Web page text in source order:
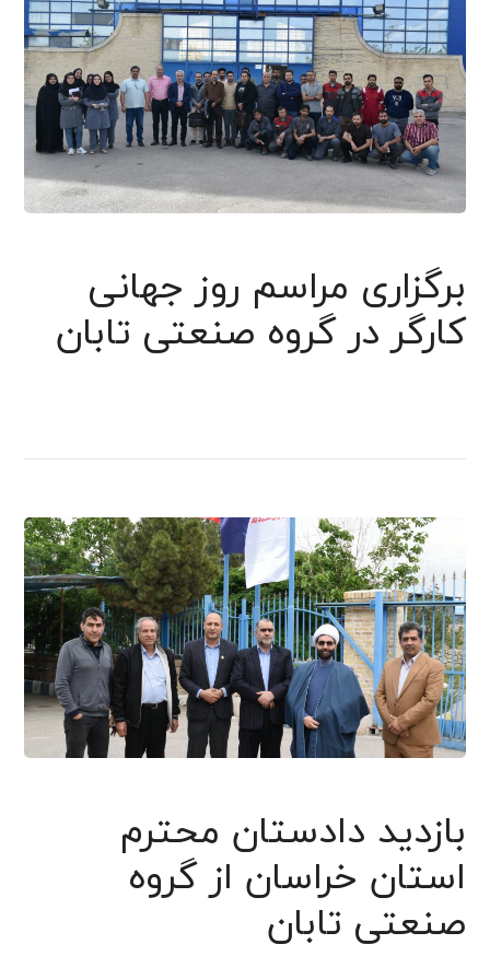
برگزاری مراسم روز جهانی
کارگر در گروه صنعتی تابان
بازدید دادستان محترم
استان خراسان از گروه
صنعتی تابان